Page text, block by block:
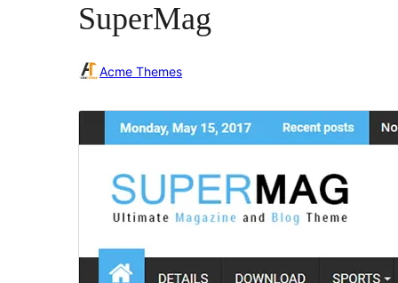
SuperMag
Acme Themes